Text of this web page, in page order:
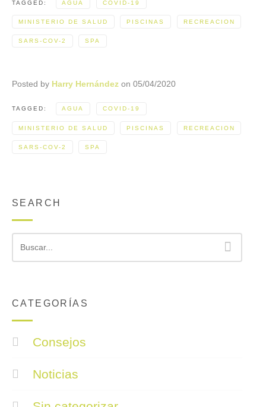
TAGGED: AGUA COVID-19
MINISTERIO DE SALUD PISCINAS RECREACION
SARS-COV-2 SPA
Posted by Harry Hernández on 05/04/2020
TAGGED: AGUA COVID-19
MINISTERIO DE SALUD PISCINAS RECREACION
SARS-COV-2 SPA
SEARCH
CATEGORÍAS
Consejos
Noticias